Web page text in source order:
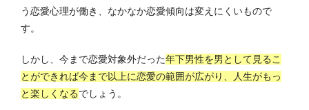
う恋愛心理が働き、なかなか恋愛傾向は変えにくいもので
す。
しかし、今まで恋愛対象外だった年下男性を男として見るこ
とができれば今まで以上に恋愛の範囲が広がり、人生がもっ
と楽しくなるでしょう。